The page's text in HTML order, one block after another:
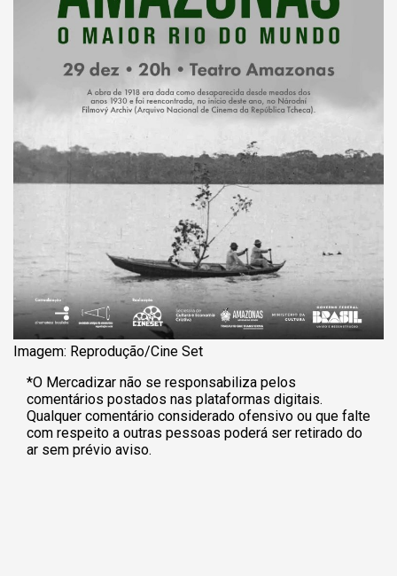
Imagem: Reprodução/Cine Set
*O Mercadizar não se responsabiliza pelos
comentários postados nas plataformas digitais.
Qualquer comentário considerado ofensivo ou que falte
com respeito a outras pessoas poderá ser retirado do
ar sem prévio aviso.